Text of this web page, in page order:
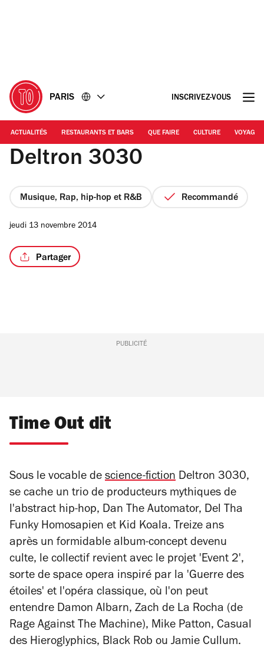
PARIS INSCRIVEZ-VOUS
ACTUALITÉS RESTAURANTS ET BARS QUE FAIRE CULTURE VOYAGE
Deltron 3030
Musique, Rap, hip-hop et R&B Recommandé
jeudi 13 novembre 2014
Partager
PUBLICITÉ
Time Out dit
Sous le vocable de science-fiction Deltron 3030,
se cache un trio de producteurs mythiques de
l'abstract hip-hop, Dan The Automator, Del Tha
Funky Homosapien et Kid Koala. Treize ans
après un formidable album-concept devenu
culte, le collectif revient avec le projet 'Event 2',
sorte de space opera inspiré par la 'Guerre des
étoiles' et l'opéra classique, où l'on peut
entendre Damon Albarn, Zach de La Rocha (de
Rage Against The Machine), Mike Patton, Casual
des Hieroglyphics, Black Rob ou Jamie Cullum.